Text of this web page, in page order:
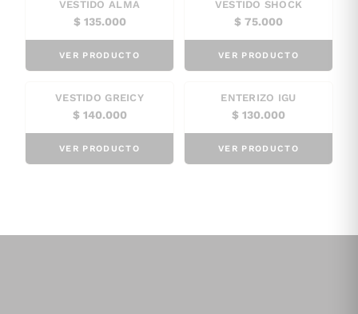
VESTIDO ALMA
$ 135.000
VER PRODUCTO
VESTIDO SHOCK
$ 75.000
VER PRODUCTO
VESTIDO GREICY
$ 140.000
VER PRODUCTO
ENTERIZO IGU
$ 130.000
VER PRODUCTO